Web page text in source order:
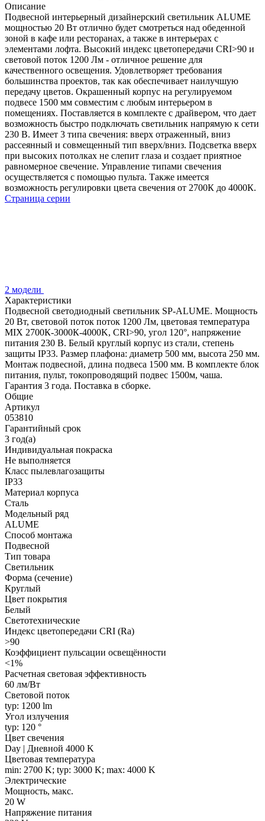
Описание
Подвесной интерьерный дизайнерский светильник ALUME
мощностью 20 Вт отлично будет смотреться над обеденной
зоной в кафе или ресторанах, а также в интерьерах с
элементами лофта. Высокий индекс цветопередачи CRI>90 и
световой поток 1200 Лм - отличное решение для
качественного освещения. Удовлетворяет требования
большинства проектов, так как обеспечивает наилучшую
передачу цветов. Окрашенный корпус на регулируемом
подвесе 1500 мм совместим с любым интерьером в
помещениях. Поставляется в комплекте с драйвером, что дает
возможность быстро подключать светильник напрямую к сети
230 В. Имеет 3 типа свечения: вверх отраженный, вниз
рассеянный и совмещенный тип вверх/вниз. Подсветка вверх
при высоких потолках не слепит глаза и создает приятное
равномерное свечение. Управление типами свечения
осуществляется с помощью пульта. Также имеется
возможность регулировки цвета свечения от 2700К до 4000К.
Страница серии
2 модели
Характеристики
Подвесной светодиодный светильник SP-ALUME. Мощность
20 Вт, световой поток поток 1200 Лм, цветовая температура
MIX 2700К-3000К-4000K, CRI>90, угол 120°, напряжение
питания 230 В. Белый круглый корпус из стали, степень
защиты IP33. Размер плафона: диаметр 500 мм, высота 250 мм.
Монтаж подвесной, длина подвеса 1500 мм. В комплекте блок
питания, пульт, токопроводящий подвес 1500м, чаша.
Гарантия 3 года. Поставка в сборке.
Общие
Артикул
053810
Гарантийный срок
3 год(а)
Индивидуальная покраска
Не выполняется
Класс пылевлагозащиты
IP33
Материал корпуса
Сталь
Модельный ряд
ALUME
Способ монтажа
Подвесной
Тип товара
Светильник
Форма (сечение)
Круглый
Цвет покрытия
Белый
Светотехнические
Индекс цветопередачи CRI (Ra)
>90
Коэффициент пульсации освещённости
<1%
Расчетная световая эффективность
60 лм/Вт
Световой поток
typ: 1200 lm
Угол излучения
typ: 120 °
Цвет свечения
Day | Дневной 4000 K
Цветовая температура
min: 2700 K; typ: 3000 K; max: 4000 K
Электрические
Мощность, макс.
20 W
Напряжение питания